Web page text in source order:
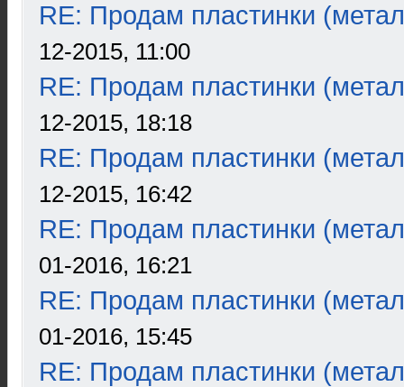
RE: Продам пластинки
12-2015, 11:00
RE: Продам пластинки
12-2015, 18:18
RE: Продам пластинки
12-2015, 16:42
RE: Продам пластинки
01-2016, 16:21
RE: Продам пластинки
01-2016, 15:45
RE: Продам пластинки